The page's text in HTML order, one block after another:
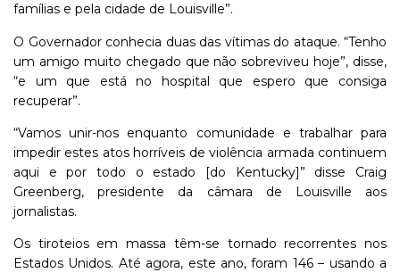
famílias e pela cidade de Louisville”.
O Governador conhecia duas das vítimas do ataque. “Tenho
um amigo muito chegado que não sobreviveu hoje”, disse,
“e um que está no hospital que espero que consiga
recuperar”.
“Vamos unir-nos enquanto comunidade e trabalhar para
impedir estes atos horríveis de violência armada continuem
aqui e por todo o estado [do Kentucky]” disse Craig
Greenberg, presidente da câmara de Louisville aos
jornalistas.
Os tiroteios em massa têm-se tornado recorrentes nos
Estados Unidos. Até agora, este ano, foram 146 – usando a